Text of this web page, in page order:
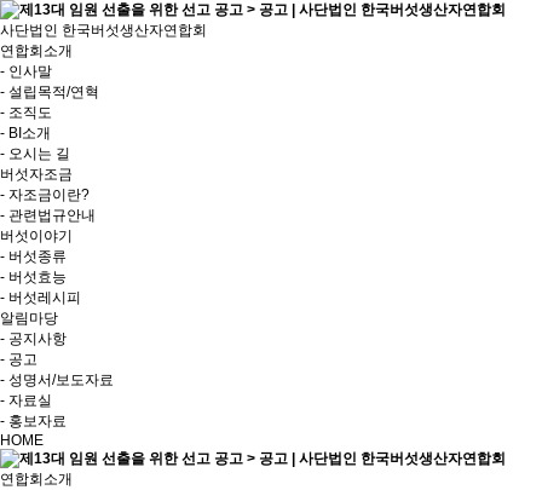
사단법인 한국버섯생산자연합회
연합회소개
- 인사말
- 설립목적/연혁
- 조직도
- BI소개
- 오시는 길
버섯자조금
- 자조금이란?
- 관련법규안내
버섯이야기
- 버섯종류
- 버섯효능
- 버섯레시피
알림마당
- 공지사항
- 공고
- 성명서/보도자료
- 자료실
- 홍보자료
HOME
연합회소개